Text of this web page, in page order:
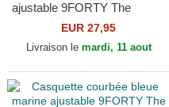
ajustable 9FORTY The
League Kansas City Royals
MLB New Era
EUR 27,95
Livraison le mardi, 11 aout